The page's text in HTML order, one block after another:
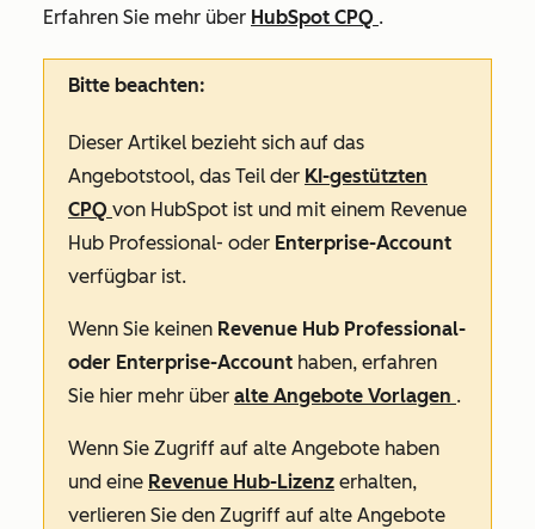
Erfahren Sie mehr über HubSpot CPQ .
Bitte beachten:
Dieser Artikel bezieht sich auf das
Angebotstool, das Teil der KI-gestützten
CPQ von HubSpot ist und mit einem Revenue
Hub Professional- oder Enterprise-Account
verfügbar ist.
Wenn Sie keinen Revenue Hub Professional-
oder Enterprise-Account haben, erfahren
Sie hier mehr über alte Angebote Vorlagen .
Wenn Sie Zugriff auf alte Angebote haben
und eine Revenue Hub-Lizenz erhalten,
verlieren Sie den Zugriff auf alte Angebote